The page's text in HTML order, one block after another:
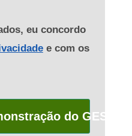
eu concordo
e com os
do GESUAS